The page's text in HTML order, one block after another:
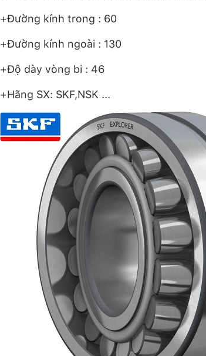
+Đường kính trong : 60
+Đường kính ngoài : 130
+Độ dày vòng bi : 46
+Hãng SX: SKF,NSK ...